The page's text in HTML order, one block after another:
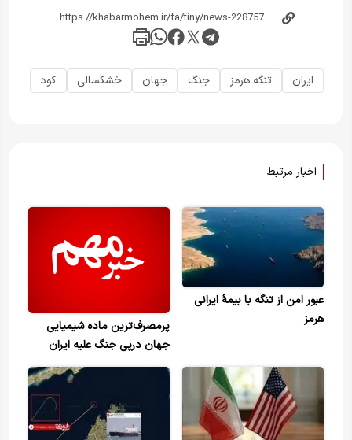
ایران تنگه هرمز جنگ جهان خشکسالی کود
اخبار مرتبط
عبور امن از تنگه با بیمۀ ایرانی
هرمز
پرمصرف‌ترین ماده شیمیایی
جهان درپی جنگ علیه ایران
کمیاب شد